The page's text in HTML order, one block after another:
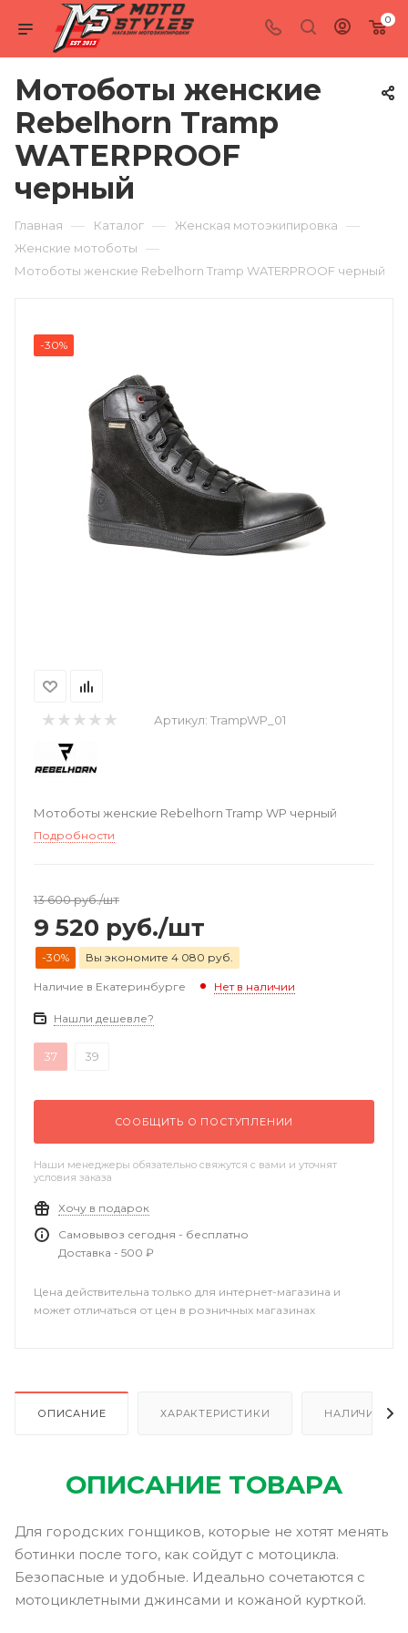
0
Мотоботы женские
Rebelhorn Tramp
WATERPROOF
черный
Главная — Каталог — Женская мотоэкипировка —
Женские мотоботы —
Мотоботы женские Rebelhorn Tramp WATERPROOF черный
-30%
Артикул: TrampWP_01
Мотоботы женские Rebelhorn Tramp WP черный
Подробности
13 600руб./шт
9 520 руб./шт
-30% Вы экономите 4 080 руб.
Наличие в Екатеринбурге Нет в наличии
Нашли дешевле?
37 39
СООБЩИТЬ О ПОСТУПЛЕНИИ
Наши менеджеры обязательно свяжутся с вами и уточнят
условия заказа
Хочу в подарок
Самовывоз сегодня - бесплатно
Доставка - 500 ₽
Цена действительна только для интернет-магазина и
может отличаться от цен в розничных магазинах
ОПИСАНИЕ ХАРАКТЕРИСТИКИ НАЛИЧИЕ В
ОПИСАНИЕ ТОВАРА
Для городских гонщиков, которые не хотят менять
ботинки после того, как сойдут с мотоцикла.
Безопасные и удобные. Идеально сочетаются с
мотоциклетными джинсами и кожаной курткой.